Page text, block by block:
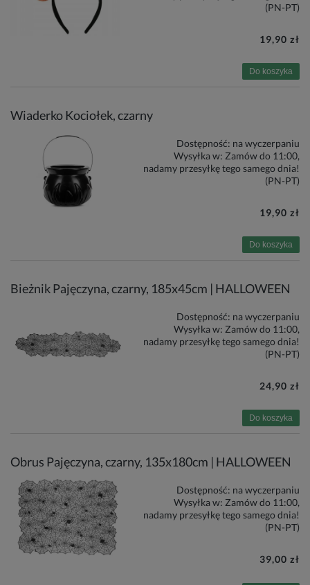
(PN-PT)
19,90 zł
Do koszyka
Wiaderko Kociołek, czarny
Dostępność: na wyczerpaniu
Wysyłka w: Zamów do 11:00,
nadamy przesyłkę tego samego dnia!
(PN-PT)
19,90 zł
Do koszyka
Bieżnik Pajęczyna, czarny, 185x45cm | HALLOWEEN
Dostępność: na wyczerpaniu
Wysyłka w: Zamów do 11:00,
nadamy przesyłkę tego samego dnia!
(PN-PT)
24,90 zł
Do koszyka
Obrus Pajęczyna, czarny, 135x180cm | HALLOWEEN
Dostępność: na wyczerpaniu
Wysyłka w: Zamów do 11:00,
nadamy przesyłkę tego samego dnia!
(PN-PT)
39,00 zł